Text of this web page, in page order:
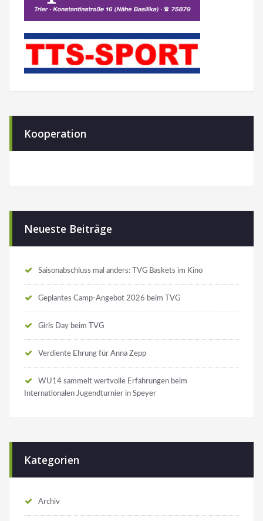
Kooperation
Neueste Beiträge
Saisonabschluss mal anders: TVG Baskets im Kino
Geplantes Camp-Angebot 2026 beim TVG
Girls Day beim TVG
Verdiente Ehrung für Anna Zepp
WU14 sammelt wertvolle Erfahrungen beim
Internationalen Jugendturnier in Speyer
Kategorien
Archiv